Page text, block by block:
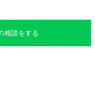
相談をする